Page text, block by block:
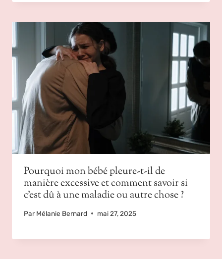
Pourquoi mon bébé pleure-t-il de
manière excessive et comment savoir si
c’est dû à une maladie ou autre chose ?
Par Mélanie Bernard mai 27, 2025